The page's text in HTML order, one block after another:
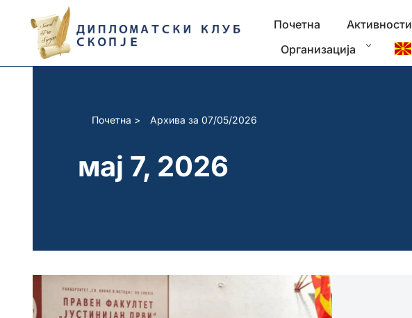
Почетна Активности
Организација
Почетна > Архива за 07/05/2026
мај 7, 2026